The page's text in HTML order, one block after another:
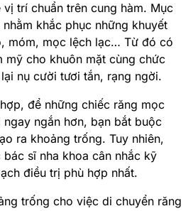
trí chuẩn trên cung hàm. Mục
khắc phục những khuyết
móm, mọc lệch lạc… Từ đó có
mỹ cho khuôn mặt cùng chức
nụ cười tươi tắn, rạng ngời.
để những chiếc răng mọc
ngắn hơn, bạn bắt buộc
ra khoảng trống. Tuy nhiên,
sĩ nha khoa cân nhắc kỹ
điều trị phù hợp nhất.
trống cho việc di chuyển răng